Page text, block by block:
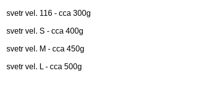
svetr vel. 116 - cca 300g
svetr vel. S - cca 400g
svetr vel. M - cca 450g
svetr vel. L - cca 500g